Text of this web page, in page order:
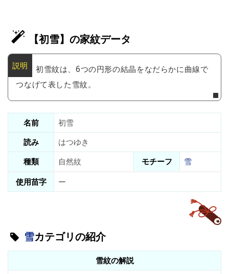
【初雪】の家紋データ
初雪紋は、6つの円形の結晶をなだらかに曲線で
つなげて表した雪紋。
名前
初雪
読み
はつゆき
種類
自然紋 モチーフ
雪
使用苗字
ー
雪カテゴリの紹介
雪紋の解説